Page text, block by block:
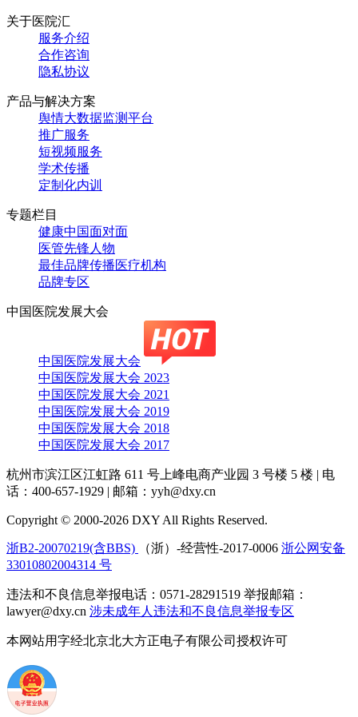
关于医院汇
服务介绍
合作咨询
隐私协议
产品与解决方案
舆情大数据监测平台
推广服务
短视频服务
学术传播
定制化内训
专题栏目
健康中国面对面
医管先锋人物
最佳品牌传播医疗机构
品牌专区
中国医院发展大会
中国医院发展大会
中国医院发展大会 2023
中国医院发展大会 2021
中国医院发展大会 2019
中国医院发展大会 2018
中国医院发展大会 2017
杭州市滨江区江虹路 611 号上峰电商产业园 3 号楼 5 楼 | 电
话：400-657-1929 | 邮箱：yyh@dxy.cn
Copyright © 2000-2026 DXY All Rights Reserved.
浙B2-20070219(含BBS) （浙）-经营性-2017-0006 浙公网安备
33010802004314 号
违法和不良信息举报电话：0571-28291519 举报邮箱：
lawyer@dxy.cn 涉未成年人违法和不良信息举报专区
本网站用字经北京北大方正电子有限公司授权许可